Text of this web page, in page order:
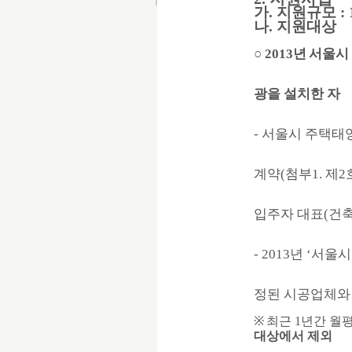
가. 지원규모 :
나. 지원대상
○ 2013년 서울시
광을 설치한 자
- 서울시 주택태
계약(첨부1. 제2
입주자 대표(건
- 2013년 ‘서울
정된 시공업체
※ 최근 1년간 월
대상에서 제외